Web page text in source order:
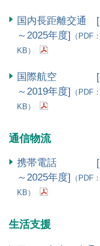
国内長距離交通
～2025年度] （PDF
KB）
国際航空
～2019年度] （PDF
KB）
通信物流
携帯電話
～2025年度]
（PDF
KB）
生活支援